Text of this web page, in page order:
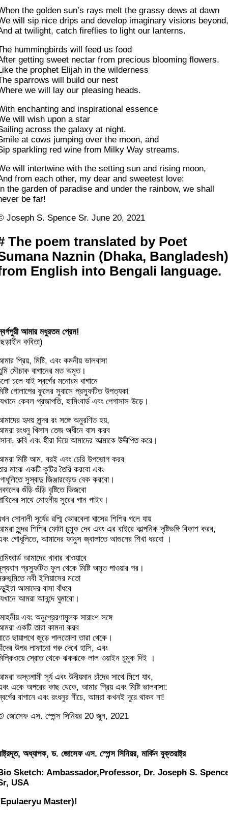
the golden sun’s rays melt the grassy dews at dawn
will sip nice drips and develop imaginary visions beyond,
at twilight, catch fireflies to light our lanterns.
hummingbirds will feed us food
getting sweet nectar from precious blooming flowers.
the prophet Elijah in the wilderness
sparrows will build our nest
we will lay our pleasing heads.
enchanting and inspirational essence
will wish upon a star
across the galaxy at night.
at cows jumping over the moon, and
sparkling red wine from Milky Way streams.
will intertwine with the setting sun and rising moon,
from each other, my dear and sweetest love:
the garden of paradise and under the rainbow, we shall
be far!
Joseph S. Spence Sr. June 20, 2021
The poem translated by Poet
Naznin (Dhaka, Bangladesh)
English into Bengali language.
আমার মধুরতম প্রেম!
কবিতা)
প্রিয়, মিষ্টি, এবং কমনীয় ভালবাসা
মৌচাক বাগানের মত অমৃত।
চলে যাই স্বর্গের মনোরম বাগানে
গোলাপের ফুলের সুবাসে প্রস্ফুটিত উপত্যকা
কেবল প্রজাপতি, হামিংবার্ড এবং পেগাসাস উড়ে।
হৃদয় সুন্দর রং সঙ্গে অনুরণিত হয়,
রংধনু খিলান তেজ অধীনে বাস করব
রুবি এবং হীরা দিয়ে আমাদের আত্মাকে উদ্দীপিত করে।
মিষ্টি আম, বরই এবং চেরি উপভোগ করব
মাঝে একটি কুটির তৈরি করবো এবং
সুস্বাদু জিঞ্জারব্রেড বেক করবো।
গুঁড়ি গুঁড়ি বৃষ্টিতে ভিজবো
সাথে মোহনীয় সুরের গান গাইব।
সোনালী সূর্যের রশ্মি ভোরবেলা ঘাসের শিশির গলে যায়
সুন্দর শিশির ফোটা চুমুক দেব এবং এর বাইরে কাল্পনিক দৃষ্টিভঙ্গি বিকাশ করব,
গোধূলিতে, আমাদের ফানুস জ্বালাতে আগুনের শিখা ধরবো ।
আমাদের খাবার খাওয়াবে
প্রস্ফুটিত ফুল থেকে মিষ্টি অমৃত পাওয়ার পর।
নবী ইলিয়াসের মতো
আমাদের বাসা বাঁধবে
আমরা আনন্দে ঘুমাবো।
এবং অনুপ্রেরণামূলক সারাংশ সঙ্গে
একটি তারা কামনা করব
ছায়াপথে জুড়ে পালতোলা তারা থেকে।
উপর লাফানো গরু দেখে হাসি, এবং
স্রোত থেকে ঝকঝকে লাল ওয়াইন চুমুক দিই ।
অস্তগামী সূর্য এবং উদীয়মান চাঁদের সাথে মিশে যাব,
একে অপরের কাছ থেকে, আমার প্রিয় এবং মিষ্টি ভালবাসা:
বাগানে এবং রংধনুর নীচে, আমরা কখনই দূরে থাকব না!
জোসেফ এস. স্পেন্স সিনিয়র 20 জুন, 2021
অধ্যাপক, ড. জোসেফ এস. স্পেন্স সিনিয়র, মার্কিন যুক্তরাষ্ট্র
Sketch: Ambassador,Professor, Dr. Joseph S.
USA
Master)!